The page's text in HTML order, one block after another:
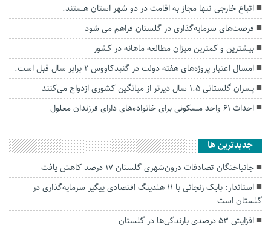
اتباع خارجی تنها مجاز به اقامت در دو شهر استان هستند.
فرصت‌های سرمایه‌گذاری در گلستان فراهم می شود
بیشترین و کمترین میزان مطالعه ماهانه در کشور
امسال اعتبار پروژه‌های هفته دولت در گنبدکاووس ۲ برابر سال قبل است.
پسران گلستانی ۱.۵ سال دیرتر از میانگین کشوری ازدواج می‌کنند
احداث ۶۱ واحد مسکونی برای خانواده‌های دارای فرزندان معلول
جديدترين ها
جانباختگان تصادفات درون‌شهری گلستان ۱۷ درصد کاهش یافت
استاندار: بابک زنجانی با ۱۱ هلدینگ اقتصادی پیگیر سرمایه‌گذاری در
گلستان است
افزایش ۵۳ درصدی بارندگی‌ها در گلستان